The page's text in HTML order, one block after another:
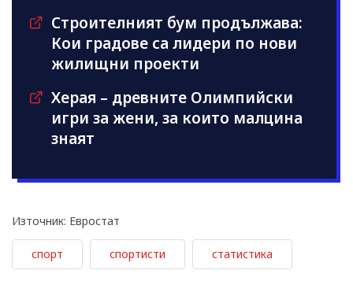
Строителният бум продължава:
Кои градове са лидери по нови
жилищни проекти
Херая – древните Олимпийски
игри за жени, за които малцина
знаят
Източник: Евростат
спорт спортисти статистика